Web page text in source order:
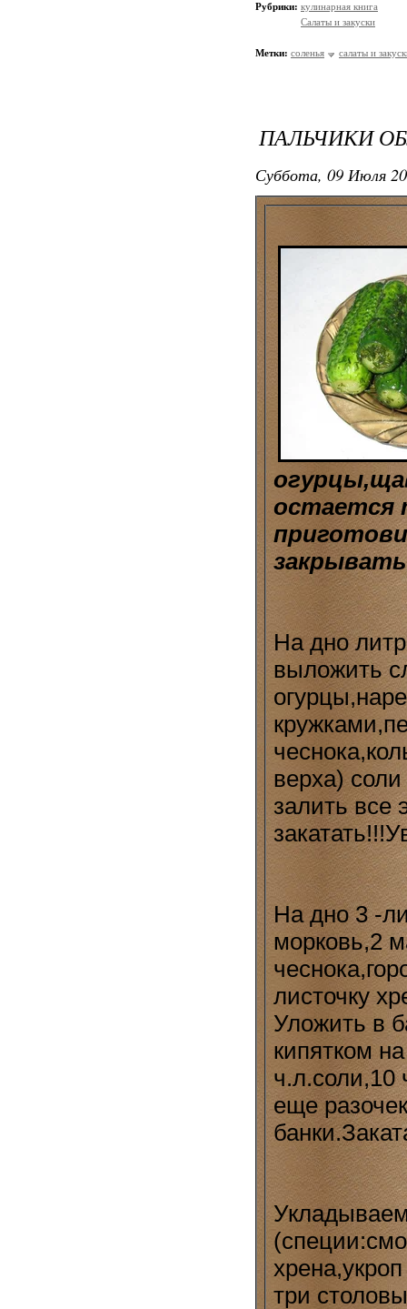
Рубрики: кулинарная книга
Салаты и закуски
Метки: соленья салаты и
ПАЛЬЧИКИ
Суббота, 09 Июля
остается
На дно
выложить
верха)
залить все
На дно 3 -
морковь,2
листочку
Уложить в
кипятком
ч.л.соли,10
еще
три